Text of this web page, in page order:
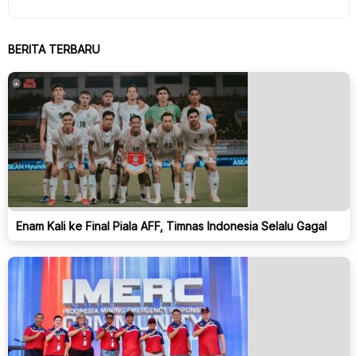
BERITA TERBARU
Enam Kali ke Final Piala AFF, Timnas Indonesia Selalu Gagal